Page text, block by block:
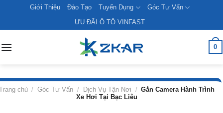
content
Giới Thiệu Đào Tạo Tuyển Dụng
Góc Tư Vấn
ƯU ĐÃI Ô TÔ VINFAST
0
chủ / Góc Tư Vấn / Dịch Vụ Tận Nơi / Gắn Camera Hành Trình
Xe Hơi Tại Bạc Liêu